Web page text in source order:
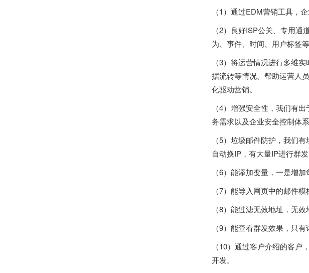
（1）通过EDM营销工具，
（2）良好ISP公关、专用
为、事件、时间、用户标签
（3）将运营情况进行多维
据流转等情况。帮助运营人
化驱动营销。
（4）增强安全性，我们有
务需求以及企业安全控制体系
（5）垃圾邮件防护，我们
自动换IP，有大量IP进行群
（6）能添加变量，一是增
（7）能导入网页中的邮件
（8）能过滤无效地址，无
（9）能查看群发效果，只
（10）通过客户介绍的客
开发。